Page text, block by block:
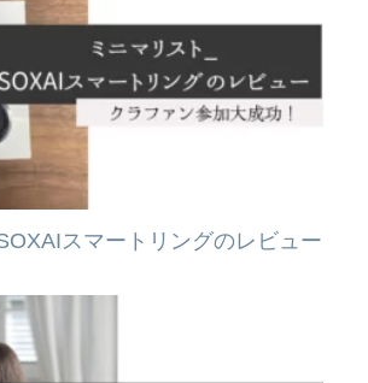
スマートリングのレビュー